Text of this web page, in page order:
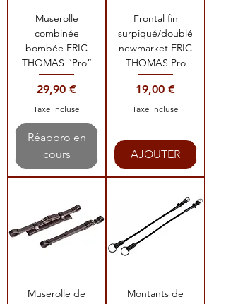
Muserolle
combinée
bombée ERIC
THOMAS “Pro”
Prix
29,90 €
Taxe Incluse
Réappro en
cours
Frontal fin
surpiqué/doublé
newmarket ERIC
THOMAS Pro
Prix
19,00 €
Taxe Incluse
AJOUTER
Muserolle de
Montants de